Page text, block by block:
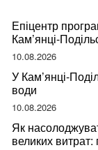
Епіцентр
Кам’янці-
10.08.2026
У Кам’янці-
води
10.08.2026
Як
великих витрат: